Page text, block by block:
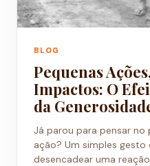
BLOG
Pequenas
Impactos: O
da
Já parou para pensar
ação? Um simples
desencadear uma